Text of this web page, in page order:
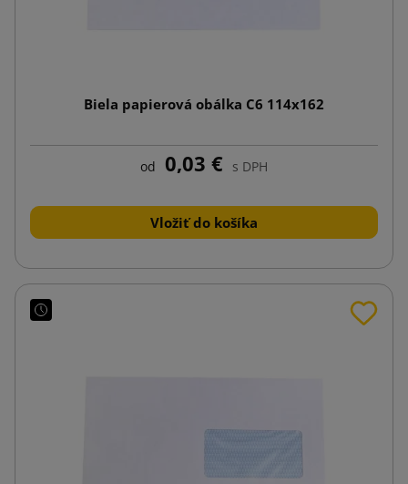
Biela papierová obálka C6 114x162
od 0,03 € s DPH
Vložiť do košíka